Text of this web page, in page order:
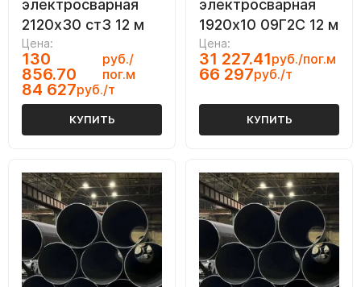
электросварная
2120х30 ст3 12 м
Цена:
130
856.70
руб./
пог.м
84 627руб./т
КУПИТЬ
электросварная
1920х10 09Г2С 12 м
Цена:
31 227.41руб./пог.м
66 297руб./т
КУПИТЬ